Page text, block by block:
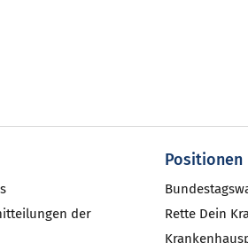
der
Positionen
Rette Dein